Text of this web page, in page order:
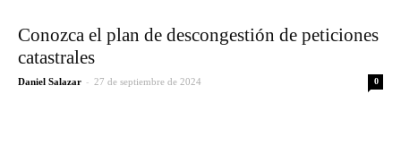
Conozca el plan de descongestión de peticiones
catastrales
Daniel Salazar - 27 de septiembre de 2024 0